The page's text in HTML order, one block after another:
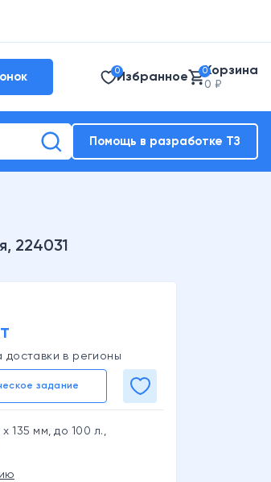
0Избранное 0Корзина
0 ₽
Помощь в разработке ТЗ
224031
доставки в регионы
задание
х 135 мм, до 100 л.,